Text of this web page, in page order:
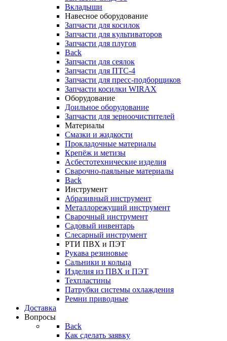
Вкладыши
Навесное оборудование
Запчасти для косилок
Запчасти для культиваторов
Запчасти для плугов
Back
Запчасти для сеялок
Запчасти для ПТС-4
Запчасти для пресс-подборщиков
Запчасти косилки WIRAX
Оборудование
Доильное оборудование
Запчасти для зерноочистителей
Материалы
Смазки и жидкости
Прокладочные материалы
Крепёж и метизы
Асбестотехнические изделия
Сварочно-паяльные материалы
Back
Инструмент
Абразивный инструмент
Металлорежущий инструмент
Сварочный инструмент
Садовый инвентарь
Слесарный инструмент
РТИ ПВХ и ПЭТ
Рукава резиновые
Сальники и кольца
Изделия из ПВХ и ПЭТ
Техпластины
Патрубки системы охлаждения
Ремни приводные
Доставка
Вопросы
Back
Как сделать заявку